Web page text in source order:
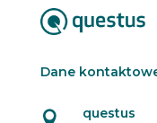
Dane

questus